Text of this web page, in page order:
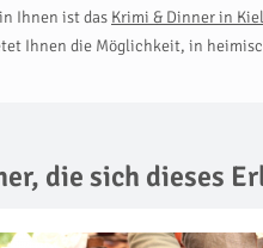
Ihnen ist das Krimi & Dinner in Kiel
Ihnen die Möglichkeit, in
die sich dieses